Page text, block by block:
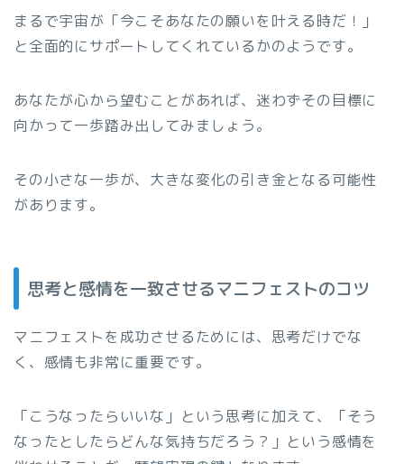
まるで宇宙が「今こそあなたの願いを叶える時だ！」
と全面的にサポートしてくれているかのようです。
あなたが心から望むことがあれば、迷わずその目標に
向かって一歩踏み出してみましょう。
その小さな一歩が、大きな変化の引き金となる可能性
があります。
思考と感情を一致させるマニフェストのコツ
マニフェストを成功させるためには、思考だけでな
く、感情も非常に重要です。
「こうなったらいいな」という思考に加えて、「そう
なったとしたらどんな気持ちだろう？」という感情を